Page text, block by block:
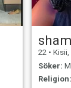
22 • Kisii,
Söker:
Religion: